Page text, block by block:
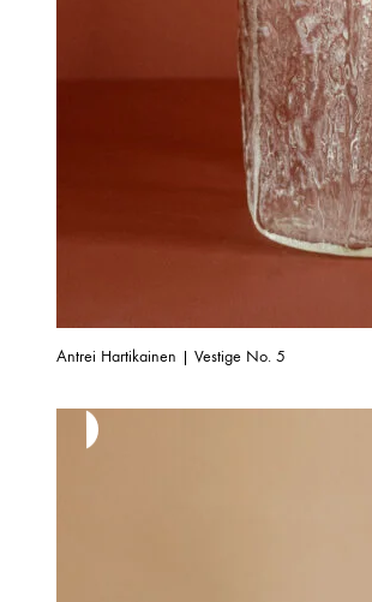
Antrei Hartikainen | Vestige No. 5